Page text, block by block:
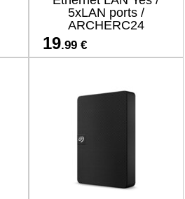
5xLAN ports /
ARCHERC24
19.99 €